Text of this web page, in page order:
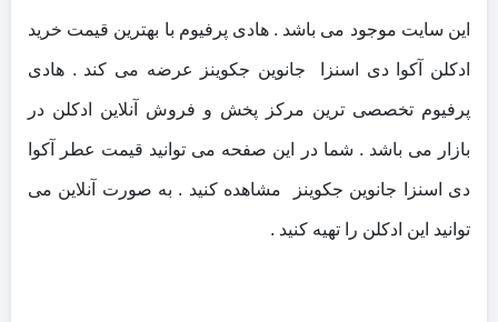
این سایت موجود می باشد . هادی پرفیوم با بهترین قیمت خرید
ادکلن آکوا دی اسنزا جانوین جکوینز عرضه می کند . هادی
پرفیوم تخصصی ترین مرکز پخش و فروش آنلاین ادکلن در
بازار می باشد . شما در این صفحه می توانید قیمت عطر آکوا
دی اسنزا جانوین جکوینز مشاهده کنید . به صورت آنلاین می
توانید این ادکلن را تهیه کنید .